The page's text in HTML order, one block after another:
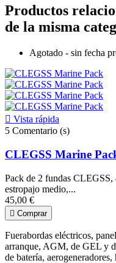
Productos
de la misma
Agotado - sin fecha
 Vista rápida
5 Comentario (s)
CLEGSS Marine
Pack de 2 fundas CLEGSS,
estropajo medio,...
45,00 €
 Comprar
Fuerabordas eléctricos,
arranque, AGM, de GEL y
de batería,